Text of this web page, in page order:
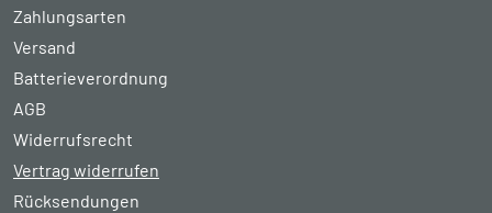
Zahlungsarten
Versand
Batterieverordnung
AGB
Widerrufsrecht
Vertrag widerrufen
Rücksendungen